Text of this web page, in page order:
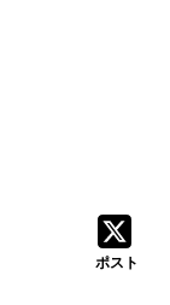
ポスト